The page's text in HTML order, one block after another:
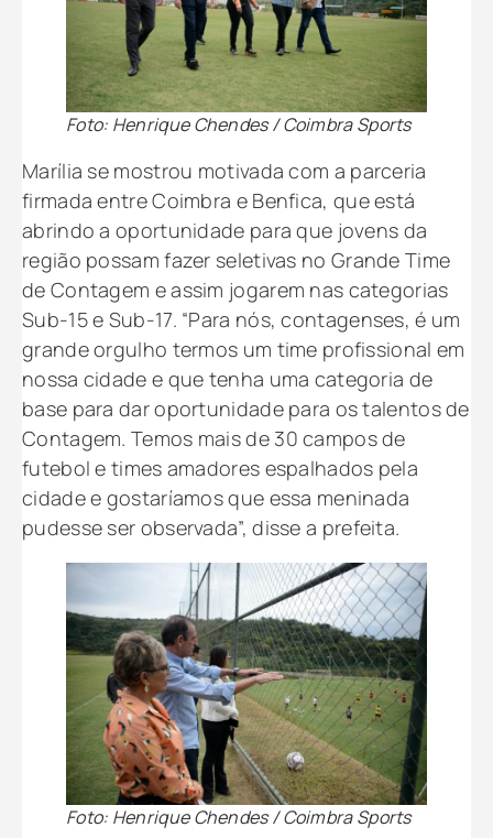
Foto: Henrique Chendes / Coimbra Sports
Marília se mostrou motivada com a parceria
firmada entre Coimbra e Benfica, que está
abrindo a oportunidade para que jovens da
região possam fazer seletivas no Grande Time
de Contagem e assim jogarem nas categorias
Sub-15 e Sub-17. “Para nós, contagenses, é um
grande orgulho termos um time profissional em
nossa cidade e que tenha uma categoria de
base para dar oportunidade para os talentos de
Contagem. Temos mais de 30 campos de
futebol e times amadores espalhados pela
cidade e gostaríamos que essa meninada
pudesse ser observada”, disse a prefeita.
Foto: Henrique Chendes / Coimbra Sports